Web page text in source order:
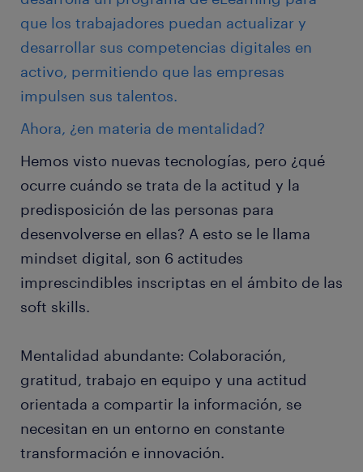
que los trabajadores puedan actualizar y
desarrollar sus competencias digitales en
activo, permitiendo que las empresas
impulsen sus talentos.
Ahora, ¿en materia de mentalidad?
Hemos visto nuevas tecnologías, pero ¿qué
ocurre cuándo se trata de la actitud y la
predisposición de las personas para
desenvolverse en ellas? A esto se le llama
mindset digital, son 6 actitudes
imprescindibles inscriptas en el ámbito de las
soft skills.
Mentalidad abundante: Colaboración,
gratitud, trabajo en equipo y una actitud
orientada a compartir la información, se
necesitan en un entorno en constante
transformación e innovación.